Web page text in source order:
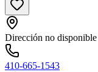
Dirección no disponible
410-665-1543